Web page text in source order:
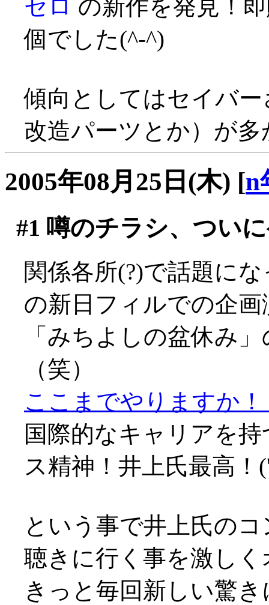
セロ の新作を発見！
個でした(^-^)
傾向としてはセイバ
改造パーツとか）が
2005年08月25日(木) [n
#1 噂のチラシ、つい
関係各所(?)で話題に
の新日フィルでの企画
「みちよしの盆休み
（笑）
ここまでやりますか
国際的なキャリアを
ス精神！井上氏最高
という事で井上氏の
聴きに行く事を激し
きっと毎回新しい驚